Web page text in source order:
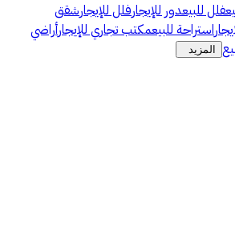
فلل للبيعدور للإيجارفلل للإيجارشقق
استراحة للبيعمكتب تجاري للإيجارأراضي
المزيد